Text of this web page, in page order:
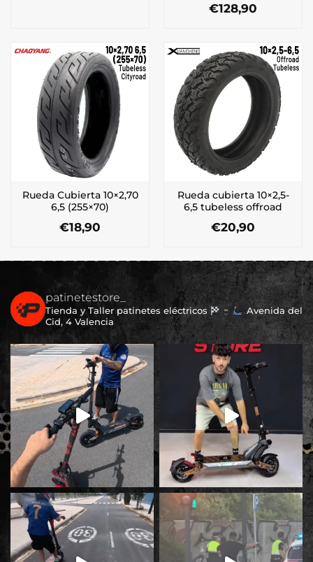
€128,90
Rueda Cubierta 10×2,70
6,5 (255×70)
€18,90
Rueda cubierta 10×2,5-
6,5 tubeless offroad
€20,90
patinetestore_
Tienda y Taller patinetes eléctricos
Avenida del
Cid, 4 Valencia